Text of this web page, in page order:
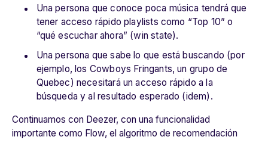
Una persona que conoce poca música tendrá que
tener acceso rápido playlists como “Top 10” o
“qué escuchar ahora” (win state).
Una persona que sabe lo que está buscando (por
ejemplo, los Cowboys Fringants, un grupo de
Quebec) necesitará un acceso rápido a la
búsqueda y al resultado esperado (idem).
Continuamos con Deezer, con una funcionalidad
importante como Flow, el algoritmo de recomendación